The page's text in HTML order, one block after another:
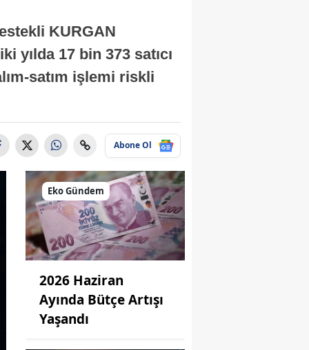
KURGAN
yılda 17 bin 373 satıcı
satım işlemi riskli
Abone Ol
Eko Gündem
2026 Haziran
Ayında Bütçe Artışı
Yaşandı